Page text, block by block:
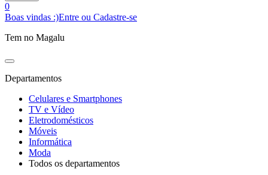
0
Boas vindas :)Entre ou Cadastre-se
Tem no Magalu
Departamentos
Celulares e Smartphones
TV e Vídeo
Eletrodomésticos
Móveis
Informática
Moda
Todos os departamentos